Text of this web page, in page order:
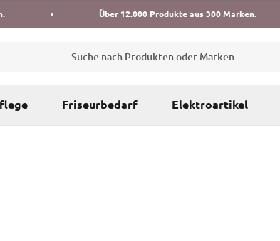
Über 12.000 Produkte aus 300 Marken.
Suche nach Produkten oder Marken
Friseurbedarf Elektroartikel